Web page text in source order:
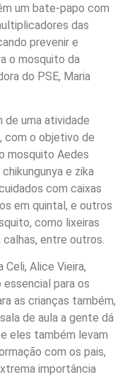
um bate-papo com
das
prevenir e
o mosquito da
do PSE, Maria
de uma atividade
com o objetivo de
mosquito Aedes
e zika
com caixas
em quintal, e outros
como lixeiras
entre outros.
Alice Vieira,
para os
as crianças também,
de aula a gente dá
eles também levam
com os pais,
importância